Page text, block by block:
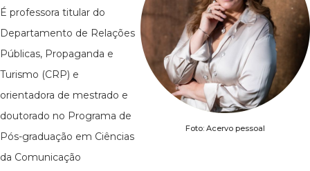
Foto: Acervo pessoal
É professora titular do
Departamento de Relações
Públicas, Propaganda e
Turismo (CRP) e
orientadora de mestrado e
doutorado no Programa de
Pós-graduação em Ciências
da Comunicação